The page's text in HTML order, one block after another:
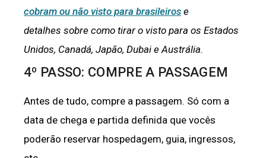
cobram ou não visto para brasileiros e
detalhes sobre como tirar o visto para os Estados
Unidos, Canadá, Japão, Dubai e Austrália.
4º PASSO: COMPRE A PASSAGEM
Antes de tudo, compre a passagem. Só com a
data de chega e partida definida que vocês
poderão reservar hospedagem, guia, ingressos,